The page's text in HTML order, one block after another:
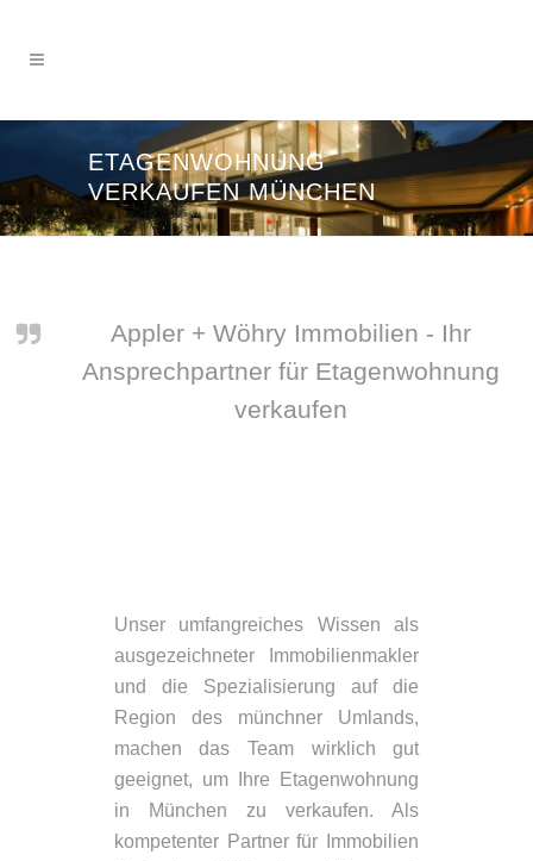
ETAGENWOHNUNG
VERKAUFEN MÜNCHEN
Appler + Wöhry Immobilien - Ihr
Ansprechpartner für Etagenwohnung
verkaufen
Unser umfangreiches Wissen als
ausgezeichneter Immobilienmakler
und die Spezialisierung auf die
Region des münchner Umlands,
machen das Team wirklich gut
geeignet, um Ihre Etagenwohnung
in München zu verkaufen. Als
kompetenter Partner für Immobilien